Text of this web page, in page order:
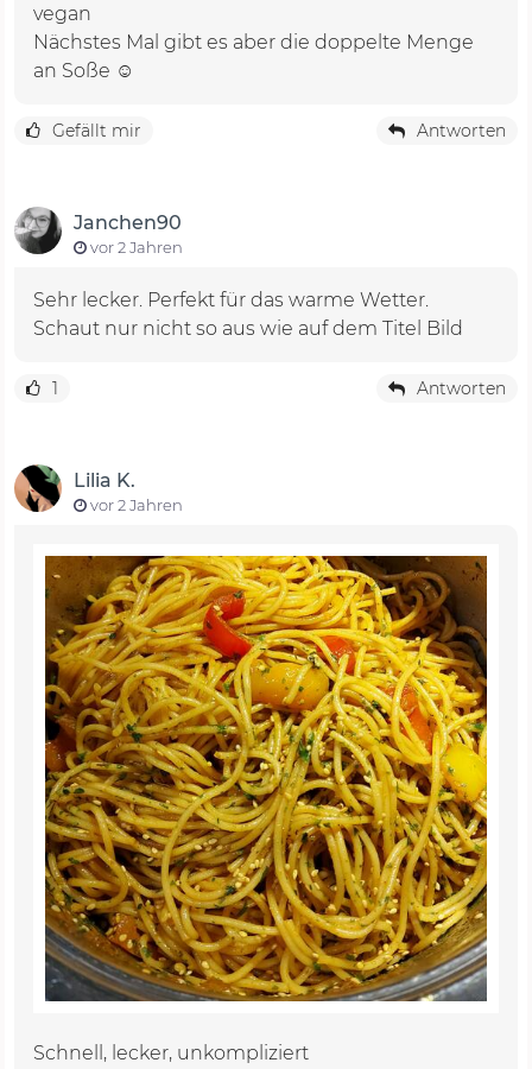
vegan
Nächstes Mal gibt es aber die doppelte Menge
an Soße ☺️
Gefällt mir Antworten
Janchen90
vor 2 Jahren
Sehr lecker. Perfekt für das warme Wetter.
Schaut nur nicht so aus wie auf dem Titel Bild
1 Antworten
Lilia K.
vor 2 Jahren
Schnell, lecker, unkompliziert